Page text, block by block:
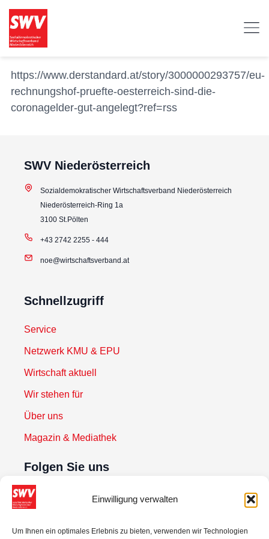
Einwilligung verwalten
Um Ihnen ein optimales Erlebnis zu bieten, verwenden wir Technologien
https://www.derstandard.at/story/3000000293757/eu-
rechnungshof-pruefte-oesterreich-sind-die-
coronagelder-gut-angelegt?ref=rss
SWV Niederösterreich
Sozialdemokratischer Wirtschaftsverband Niederösterreich
Niederösterreich-Ring 1a
3100 St.Pölten
+43 2742 2255 - 444
noe@wirtschaftsverband.at
Schnellzugriff
Service
Netzwerk KMU & EPU
Wirtschaft aktuell
Wir stehen für
Über uns
Magazin & Mediathek
Folgen Sie uns
Newsletter abonnieren